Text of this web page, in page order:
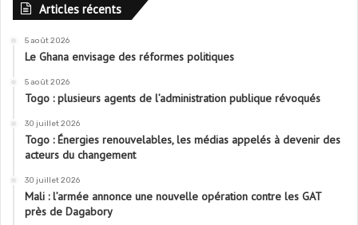
Articles récents
5 août 2026
Le Ghana envisage des réformes politiques
5 août 2026
Togo : plusieurs agents de l’administration publique révoqués
30 juillet 2026
Togo : Énergies renouvelables, les médias appelés à devenir des
acteurs du changement
30 juillet 2026
Mali : l’armée annonce une nouvelle opération contre les GAT
près de Dagabory